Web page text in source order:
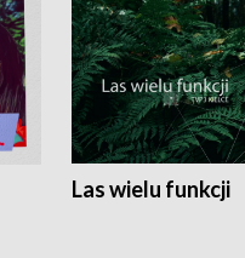
Las wielu funkcji